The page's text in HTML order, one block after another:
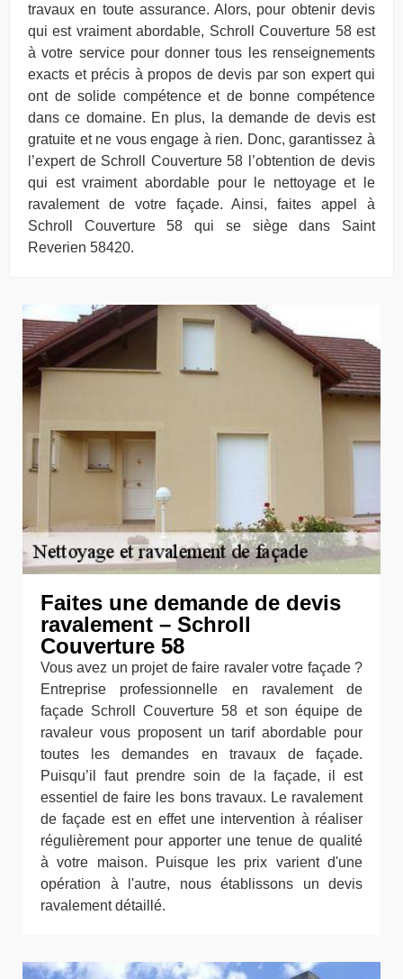
travaux en toute assurance. Alors, pour obtenir devis
qui est vraiment abordable, Schroll Couverture 58 est
à votre service pour donner tous les renseignements
exacts et précis à propos de devis par son expert qui
ont de solide compétence et de bonne compétence
dans ce domaine. En plus, la demande de devis est
gratuite et ne vous engage à rien. Donc, garantissez à
l’expert de Schroll Couverture 58 l’obtention de devis
qui est vraiment abordable pour le nettoyage et le
ravalement de votre façade. Ainsi, faites appel à
Schroll Couverture 58 qui se siège dans Saint
Reverien 58420.
Faites une demande de devis
ravalement – Schroll
Couverture 58
Vous avez un projet de faire ravaler votre façade ?
Entreprise professionnelle en ravalement de
façade Schroll Couverture 58 et son équipe de
ravaleur vous proposent un tarif abordable pour
toutes les demandes en travaux de façade.
Puisqu’il faut prendre soin de la façade, il est
essentiel de faire les bons travaux. Le ravalement
de façade est en effet une intervention à réaliser
régulièrement pour apporter une tenue de qualité
à votre maison. Puisque les prix varient d'une
opération à l'autre, nous établissons un devis
ravalement détaillé.